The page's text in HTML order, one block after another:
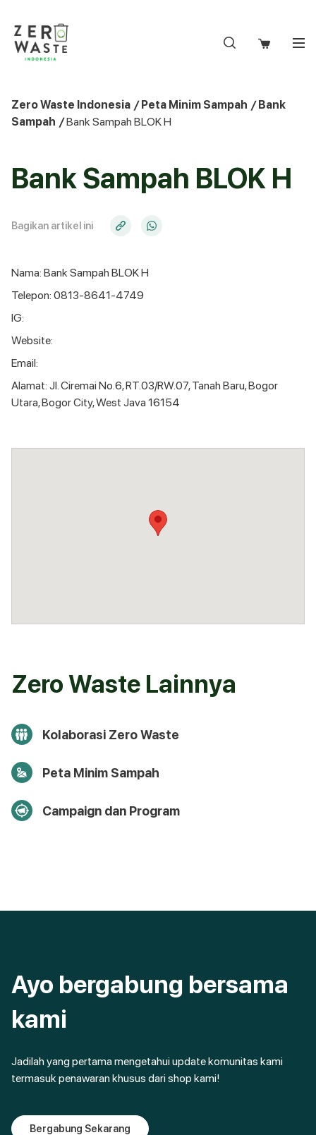
Zero Waste Indonesia / Peta Minim Sampah / Bank
Sampah / Bank Sampah BLOK H
Bank Sampah BLOK H
Bagikan artikel ini
Nama: Bank Sampah BLOK H
Telepon: 0813-8641-4749
IG:
Website:
Email:
Alamat: Jl. Ciremai No.6, RT.03/RW.07, Tanah Baru, Bogor
Utara, Bogor City, West Java 16154
Zero Waste Lainnya
Kolaborasi Zero Waste
Peta Minim Sampah
Campaign dan Program
Ayo bergabung bersama
kami
Jadilah yang pertama mengetahui update komunitas kami
termasuk penawaran khusus dari shop kami!
Bergabung Sekarang